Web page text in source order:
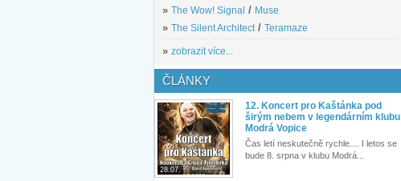
» The Wow! Signal / Muse
» The Silent Architect/ Teramaze
» zobrazit více...
ČLÁNKY
28.07.
12. Koncert pro Kaštánka pod
širým nebem v legendárním klubu
Modrá Vopice
Čas letí neskutečně rychle.... I letos se
bude 8. srpna v klubu Modrá...